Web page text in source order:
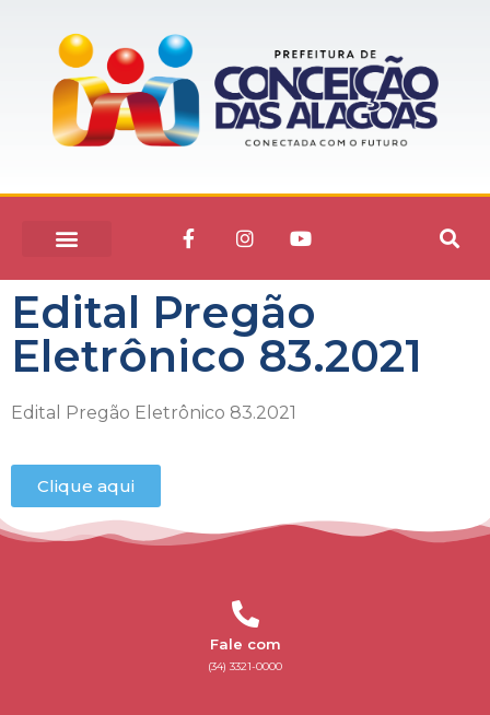
Edital Pregão
Eletrônico 83.2021
Edital Pregão Eletrônico 83.2021
Clique aqui
Fale com
(34) 3321-0000